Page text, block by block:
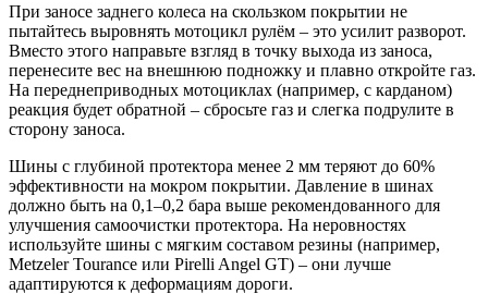
При заносе заднего колеса на скользком покрытии не
пытайтесь выровнять мотоцикл рулём – это усилит разворот.
Вместо этого направьте взгляд в точку выхода из заноса,
перенесите вес на внешнюю подножку и плавно откройте газ.
На переднеприводных мотоциклах (например, с карданом)
реакция будет обратной – сбросьте газ и слегка подрулите в
сторону заноса.
Шины с глубиной протектора менее 2 мм теряют до 60%
эффективности на мокром покрытии. Давление в шинах
должно быть на 0,1–0,2 бара выше рекомендованного для
улучшения самоочистки протектора. На неровностях
используйте шины с мягким составом резины (например,
Metzeler Tourance или Pirelli Angel GT) – они лучше
адаптируются к деформациям дороги.